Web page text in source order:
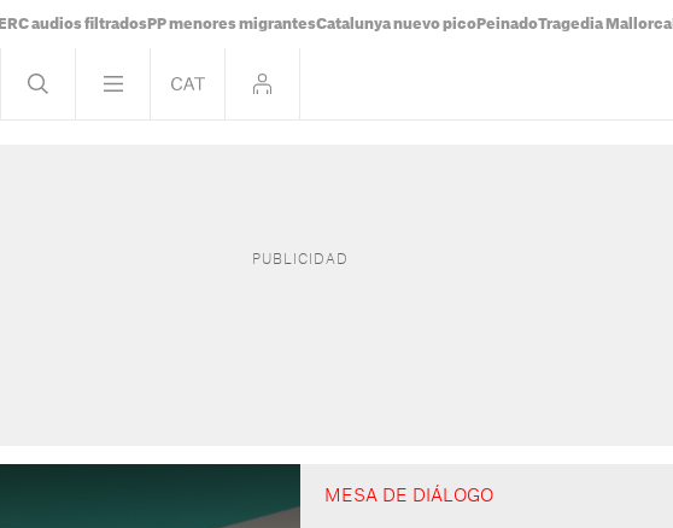
ERC audios filtrados PP menores migrantesCatalunya nuevo pico PeinadoTragedia Mallorca
MESA DE DIÁLOGO